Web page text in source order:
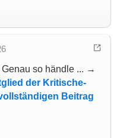
Genau so händle ... →
der Kritische-
Beitrag